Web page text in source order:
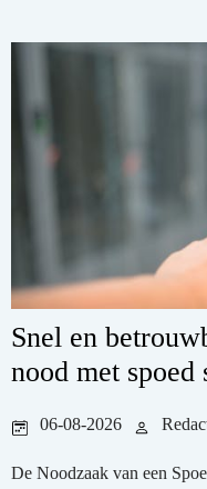
Snel en
nood met spoed
06-08-2026
De Noodzaak van een